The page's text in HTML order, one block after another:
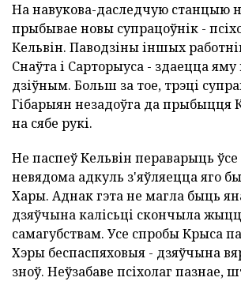
На навукова-даследчую станцыю
прыбывае новы супрацоўнік -
Кельвін. Паводзіны іншых
Снаўта і Сарторыуса - здаецца яму
дзіўным. Больш за тое, трэці
Гібарыян незадоўга да прыбыцця
на сябе рукі.
Не паспеў Кельвін пераварыць
невядома адкуль з'яўляецца яго
Хары. Аднак гэта не магла быць
дзяўчына калісьці скончыла
самагубствам. Усе спробы Крыса
Хэры беспаспяховыя - дзяўчына
зноў. Неўзабаве псіхолаг пазнае,